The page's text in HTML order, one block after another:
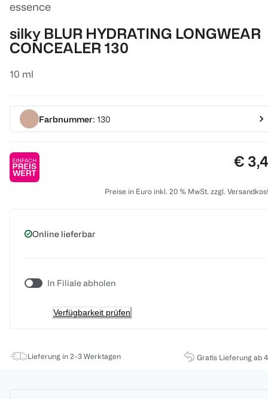
essence
silky BLUR HYDRATING LONGWEAR
CONCEALER 130
10 ml
Farbnummer: 130
€
Preise in Euro inkl. 20 % MwSt. zzgl.
Online lieferbar
In Filiale abholen
Verfügbarkeit prüfen
Lieferung in 2-3 Werktagen Gratis Lieferung ab